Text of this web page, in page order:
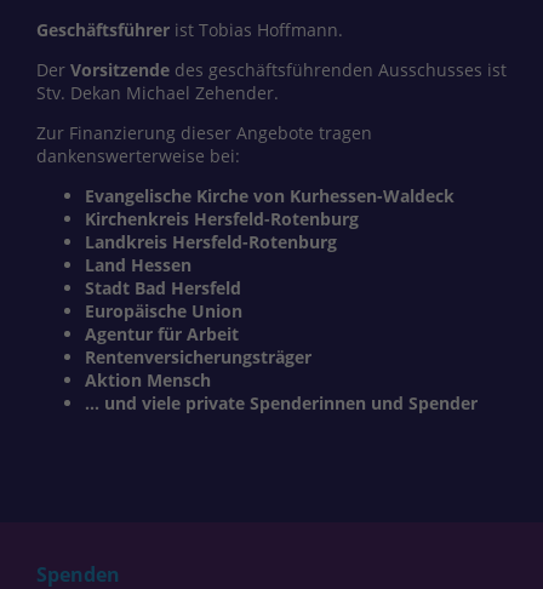
Geschäftsführer ist Tobias Hoffmann.
Der Vorsitzende des geschäftsführenden Ausschusses ist
Stv. Dekan Michael Zehender.
Zur Finanzierung dieser Angebote tragen
dankenswerterweise bei:
Evangelische Kirche von Kurhessen-Waldeck
Kirchenkreis Hersfeld-Rotenburg
Landkreis Hersfeld-Rotenburg
Land Hessen
Stadt Bad Hersfeld
Europäische Union
Agentur für Arbeit
Rentenversicherungsträger
Aktion Mensch
... und viele private Spenderinnen und Spender
Spenden